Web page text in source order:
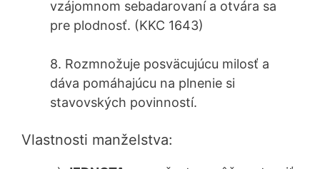
vzájomnom sebadarovaní a otvára sa
pre plodnosť. (KKC 1643)
8. Rozmnožuje posväcujúcu milosť a
dáva pomáhajúcu na plnenie si
stavovských povinností.
Vlastnosti manželstva: